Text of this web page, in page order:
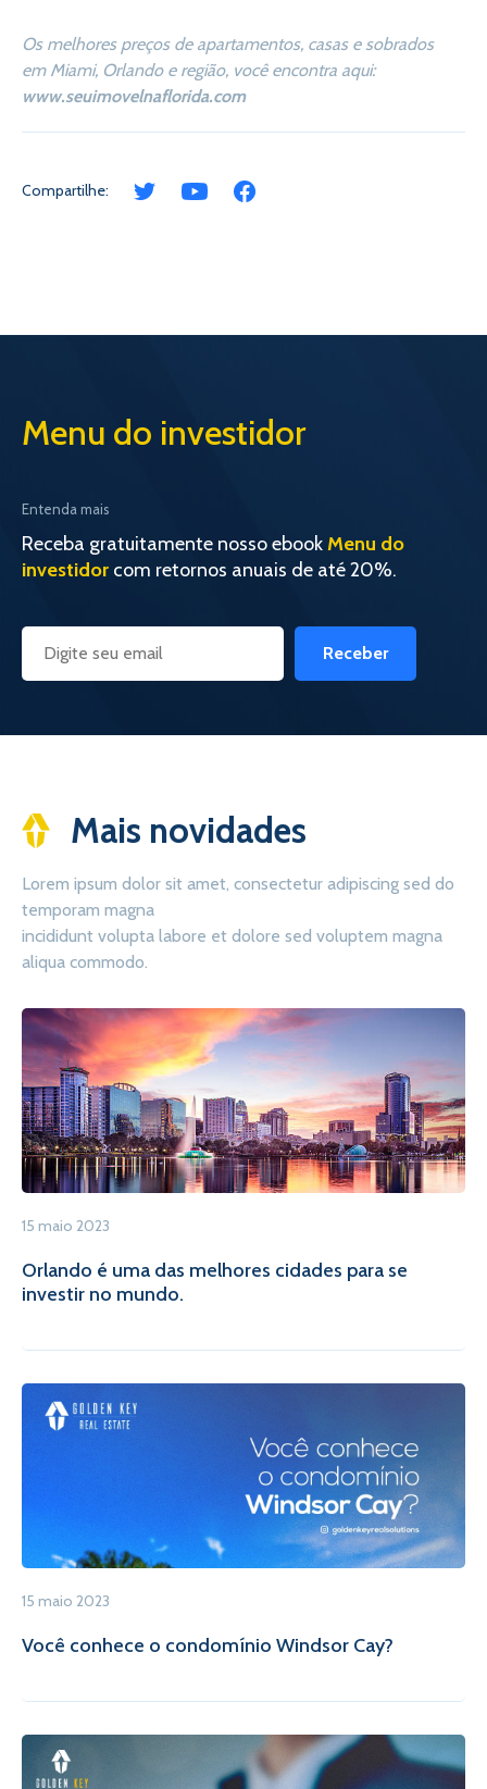
Os melhores preços de apartamentos, casas e sobrados
em Miami, Orlando e região, você encontra aqui:
www.seuimovelnaflorida.com
Compartilhe:
Menu do investidor
Entenda mais
Receba gratuitamente nosso ebookMenu do
investidor com retornos anuais de até 20%.
Receber
Mais novidades
Lorem ipsum dolor sit amet, consectetur adipiscing sed do
temporam magna
incididunt volupta labore et dolore sed voluptem magna
aliqua commodo.
15 maio 2023
Orlando é uma das melhores cidades para se
investir no mundo.
15 maio 2023
Você conhece o condomínio Windsor Cay?